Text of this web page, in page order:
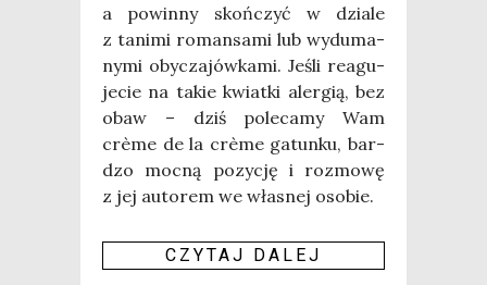
a powin­ny skoń­czyć w dzia­le
z tani­mi roman­sa­mi lub wydu­ma­
ny­mi oby­cza­jów­ka­mi. Jeśli reagu­
je­cie na takie kwiat­ki aler­gią, bez
obaw – dziś pole­ca­my Wam
crème de la crème gatun­ku, bar­
dzo moc­ną pozy­cję i roz­mo­wę
z jej auto­rem we wła­snej oso­bie.
CZY­TAJ DALEJ